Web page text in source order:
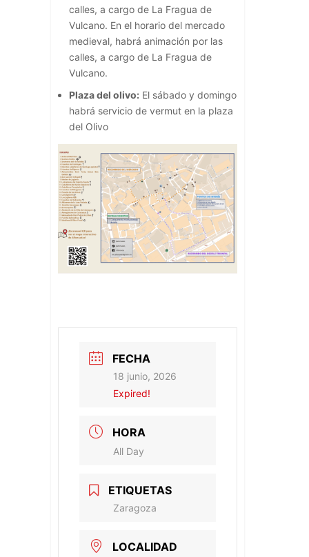
calles, a cargo de La Fragua de
Vulcano. En el horario del mercado
medieval, habrá animación por las
calles, a cargo de La Fragua de
Vulcano.
Plaza del olivo: El sábado y domingo
habrá servicio de vermut en la plaza
del Olivo
FECHA
18 junio, 2026
Expired!
HORA
All Day
ETIQUETAS
Zaragoza
LOCALIDAD